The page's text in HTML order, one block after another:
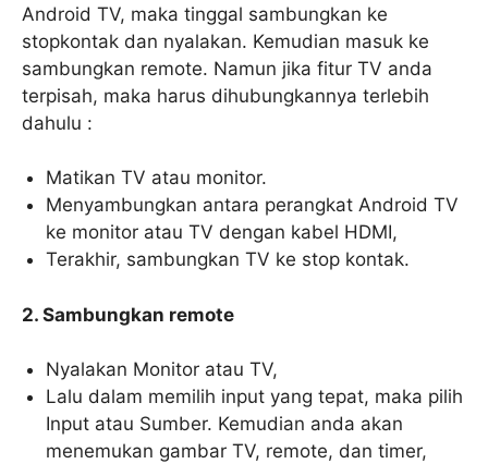
Android TV, maka tinggal sambungkan ke
stopkontak dan nyalakan. Kemudian masuk ke
sambungkan remote. Namun jika fitur TV anda
terpisah, maka harus dihubungkannya terlebih
dahulu :
Matikan TV atau monitor.
Menyambungkan antara perangkat Android TV
ke monitor atau TV dengan kabel HDMI,
Terakhir, sambungkan TV ke stop kontak.
2. Sambungkan remote
Nyalakan Monitor atau TV,
Lalu dalam memilih input yang tepat, maka pilih
Input atau Sumber. Kemudian anda akan
menemukan gambar TV, remote, dan timer,